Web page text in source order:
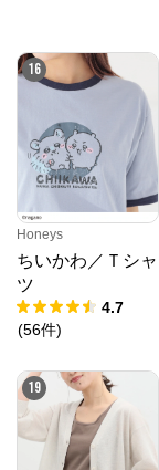
16
Honeys
ちいかわ／Ｔシャ
ツ
4.7
(56件)
19